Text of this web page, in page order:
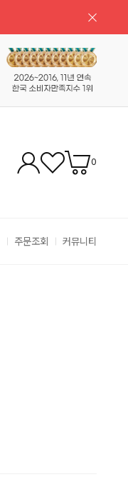
0
주문조회 커뮤니티